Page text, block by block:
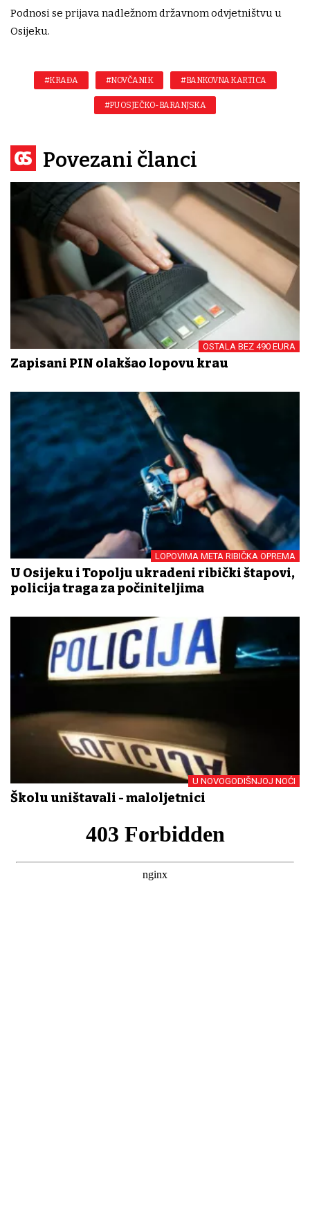
Podnosi se prijava nadležnom državnom odvjetništvu u
Osijeku.
#KRAĐA #NOVČANIK #BANKOVNA KARTICA
#PU OSJEČKO-BARANJSKA
Povezani članci
OSTALA BEZ 490 EURA
Zapisani PIN olakšao lopovu krađu
LOPOVIMA META RIBIČKA OPREMA
U Osijeku i Topolju ukradeni ribički štapovi,
policija traga za počiniteljima
U NOVOGODIŠNJOJ NOĆI
Školu uništavali - maloljetnici